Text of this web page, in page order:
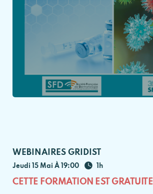
WEBINAIRES GRIDIST
Jeudi 15 Mai À 19:00 1h
CETTE FORMATION EST GRATUITE